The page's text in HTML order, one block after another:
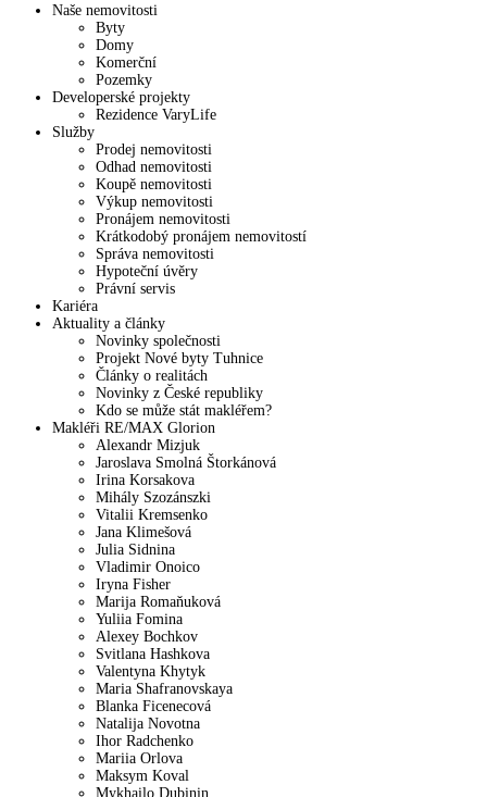
Naše nemovitosti
Byty
Domy
Komerční
Pozemky
Developerské projekty
Rezidence VaryLife
Služby
Prodej nemovitosti
Odhad nemovitosti
Koupě nemovitosti
Výkup nemovitosti
Pronájem nemovitosti
Krátkodobý pronájem nemovitostí
Správa nemovitosti
Hypoteční úvěry
Právní servis
Kariéra
Aktuality a články
Novinky společnosti
Projekt Nové byty Tuhnice
Články o realitách
Novinky z České republiky
Kdo se může stát makléřem?
Makléři RE/MAX Glorion
Alexandr Mizjuk
Jaroslava Smolná Štorkánová
Irina Korsakova
Mihály Szozánszki
Vitalii Kremsenko
Jana Klimešová
Julia Sidnina
Vladimir Onoico
Iryna Fisher
Marija Romaňuková
Yuliia Fomina
Alexey Bochkov
Svitlana Hashkova
Valentyna Khytyk
Maria Shafranovskaya
Blanka Ficenecová
Natalija Novotna
Ihor Radchenko
Mariia Orlova
Maksym Koval
Mykhailo Dubinin